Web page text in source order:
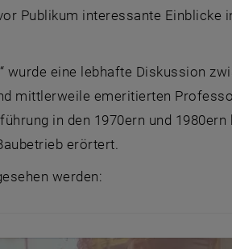
Publikum interessante Einblicke
wurde eine lebhafte Diskussion
mittlerweile emeritierten
in den 1970ern und 1980ern
erörtert.
werden: